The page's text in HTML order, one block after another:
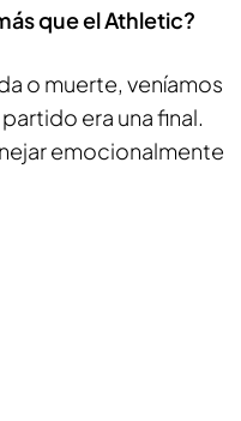
que el Athletic?
o muerte, veníamos
era una final.
emocionalmente